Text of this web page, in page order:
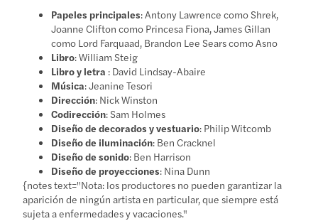
Papeles principales: Antony Lawrence como Shrek,
Joanne Clifton como Princesa Fiona, James Gillan
como Lord Farquaad, Brandon Lee Sears como Asno
Libro: William Steig
Libro y letra : David Lindsay-Abaire
Música: Jeanine Tesori
Dirección: Nick Winston
Codirección: Sam Holmes
Diseño de decorados y vestuario: Philip Witcomb
Diseño de iluminación: Ben Cracknel
Diseño de sonido: Ben Harrison
Diseño de proyecciones: Nina Dunn
{notes text="Nota: los productores no pueden garantizar la
aparición de ningún artista en particular, que siempre está
sujeta a enfermedades y vacaciones."